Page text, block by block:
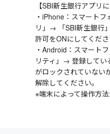
【SBI新生銀行アプリ
・iPhone：スマート
リ」→ 「SBI新生銀行
許可をONにしてくださ
・Android：スマート
リティ」→ 登録してい
がロックされていない
解除してください。
※端末によって操作方